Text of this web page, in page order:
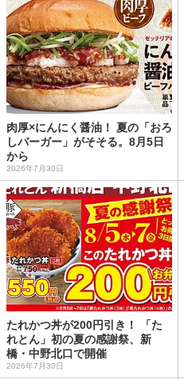
肉厚×にんにく醤油！ 夏の「おろ
しバーガー」がそそる。8月5日
から
2026年7月30日
たれかつ丼が200円引き！ 「た
れとん」初の夏の感謝祭、新
橋・中野北口で開催
2026年7月30日